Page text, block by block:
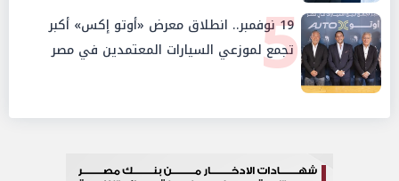
519 نوفمبر.. انطلاق معرض «أوتو إكس» أكبر
تجمع لموزعي السيارات المعتمدين في مصر